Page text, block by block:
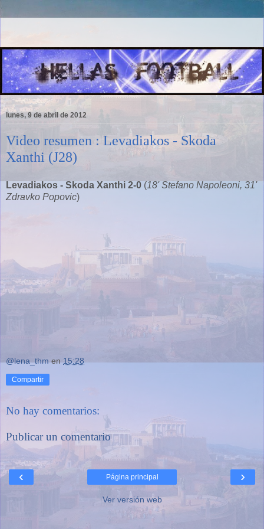
lunes, 9 de abril de 2012
Video resumen : Levadiakos - Skoda
Xanthi (J28)
Levadiakos - Skoda Xanthi 2-0 (18' Stefano Napoleoni, 31'
Zdravko Popovic)
@lena_thm en15:28
Compartir
No hay comentarios:
Publicar un comentario
‹ ›
Página principal
Ver versión web